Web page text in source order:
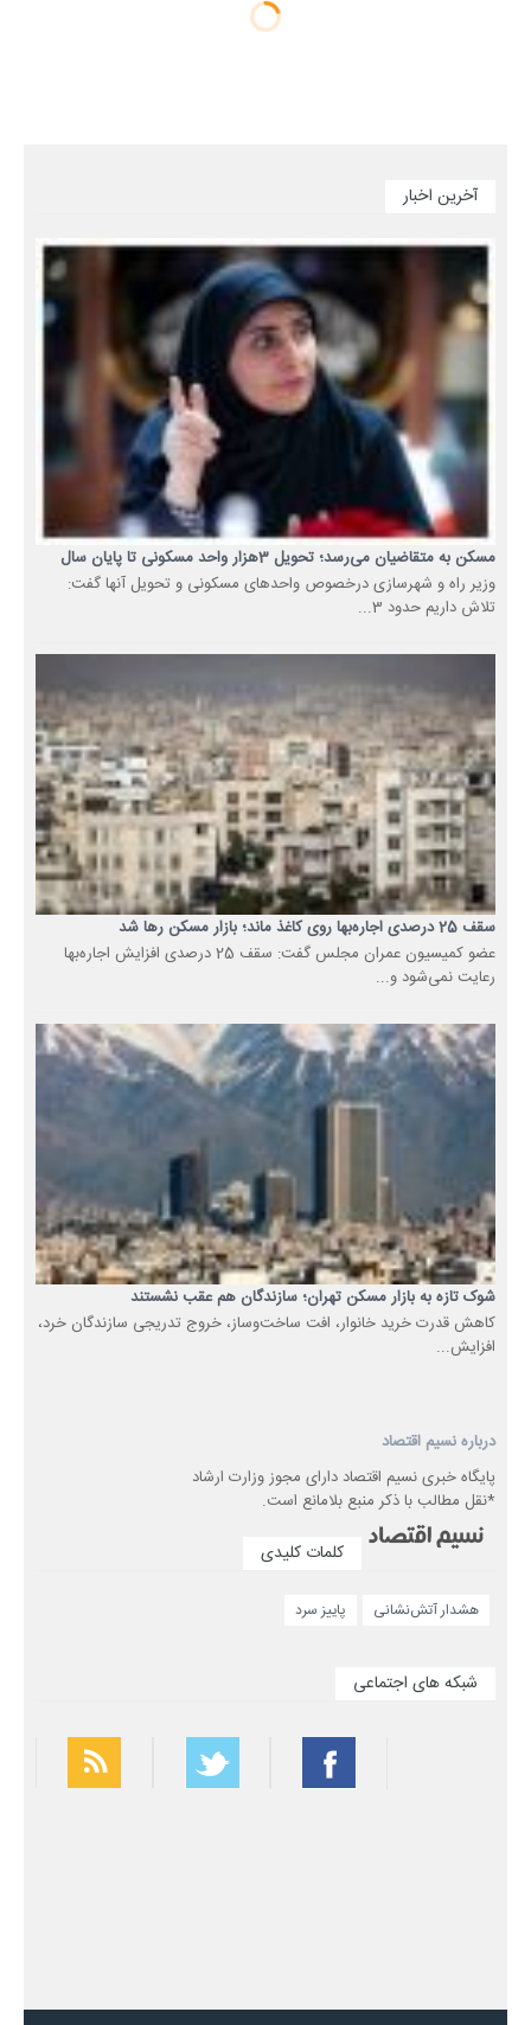
آخرین اخبار
مسکن به متقاضیان می‌رسد؛ تحویل 3هزار واحد مسکونی تا پایان سال
وزیر راه و شهرسازی درخصوص واحدهای مسکونی و تحویل آنها گفت:
تلاش داریم حدود 3...
سقف 25 درصدی اجاره‌بها روی کاغذ ماند؛ بازار مسکن رها شد
عضو کمیسیون عمران مجلس گفت: سقف 25 درصدی افزایش اجاره‌بها
رعایت نمی‌شود و...
شوک تازه به بازار مسکن تهران؛ سازندگان هم عقب نشستند
کاهش قدرت خرید خانوار، افت ساخت‌وساز، خروج تدریجی سازندگان خرد،
افزایش...
درباره نسیم اقتصاد
پایگاه خبری نسیم اقتصاد دارای مجوز وزارت ارشاد
*نقل مطالب با ذکر منبع بلامانع است.
کلمات کلیدی
هشدار آتش‌نشانی پاییز سرد
شبکه های اجتماعی